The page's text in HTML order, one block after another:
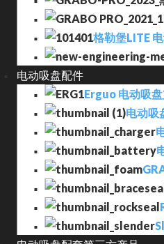
格勒堡LITE
电动吸盘配件
Erguo 电动吸
电动吸